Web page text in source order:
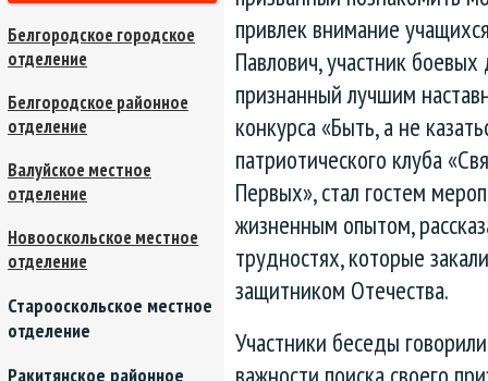
привлек внимание
Павлович, участник
признанный лучшим
конкурса «Быть, а не
патриотического клуба
Первых», стал гостем
жизненным опытом,
трудностях, которые
защитником Отечества.
Участники беседы
Белгородское городское
отделение
Белгородское районное
отделение
Валуйское местное
отделение
Новооскольское местное
отделение
Старооскольское местное
отделение
Ракитянское районное